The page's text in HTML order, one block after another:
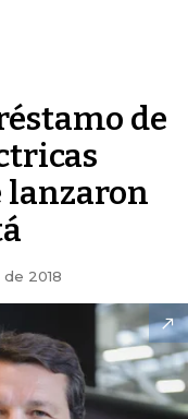
de
lanzaron
2018